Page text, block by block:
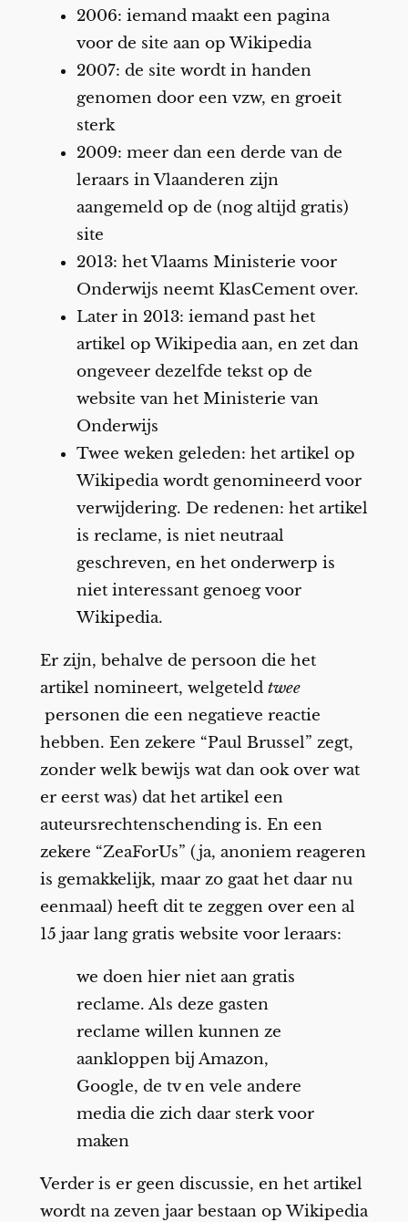
2006: iemand maakt een pagina
voor de site aan op Wikipedia
2007: de site wordt in handen
genomen door een vzw, en groeit
sterk
2009: meer dan een derde van de
leraars in Vlaanderen zijn
aangemeld op de (nog altijd gratis)
site
2013: het Vlaams Ministerie voor
Onderwijs neemt KlasCement over.
Later in 2013: iemand past het
artikel op Wikipedia aan, en zet dan
ongeveer dezelfde tekst op de
website van het Ministerie van
Onderwijs
Twee weken geleden: het artikel op
Wikipedia wordt genomineerd voor
verwijdering. De redenen: het artikel
is reclame, is niet neutraal
geschreven, en het onderwerp is
niet interessant genoeg voor
Wikipedia.
Er zijn, behalve de persoon die het
artikel nomineert, welgeteld twee
personen die een negatieve reactie
hebben. Een zekere “Paul Brussel” zegt,
zonder welk bewijs wat dan ook over wat
er eerst was) dat het artikel een
auteursrechtenschending is. En een
zekere “ZeaForUs” (ja, anoniem reageren
is gemakkelijk, maar zo gaat het daar nu
eenmaal) heeft dit te zeggen over een al
15 jaar lang gratis website voor leraars:
we doen hier niet aan gratis
reclame. Als deze gasten
reclame willen kunnen ze
aankloppen bij Amazon,
Google, de tv en vele andere
media die zich daar sterk voor
maken
Verder is er geen discussie, en het artikel
wordt na zeven jaar bestaan op Wikipedia